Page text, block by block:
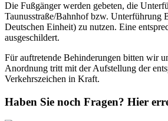
Die Fußgänger werden gebeten, die
Taunusstraße/Bahnhof bzw. Unterführung
Deutschen Einheit) zu nutzen. Eine
ausgeschildert.
Für auftretende Behinderungen bitten wir
Anordnung tritt mit der Aufstellung der
Verkehrszeichen in Kraft.
Haben Sie noch Fragen? Hier